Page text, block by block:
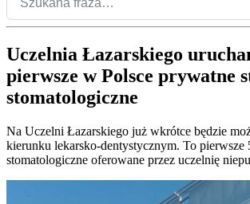
Uczelnia Łazarskiego
pierwsze w Polsce prywatne
stomatologiczne
Na Uczelni Łazarskiego już wkrótce będzie
kierunku lekarsko-dentystycznym. To pierwsze
stomatologiczne oferowane przez uczelnię